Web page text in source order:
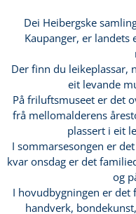
Dei Heibergske
Kaupanger, er
Der finn du leikeplassar,
eit levande
På friluftsmuseet er det
frå mellomalderens
plassert i eit
I sommarsesongen er
kvar onsdag er det
og
I hovudbygningen er
handverk,